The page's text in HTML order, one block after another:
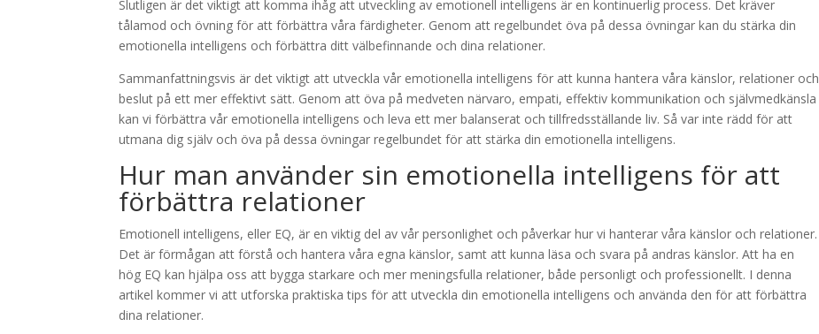
Slutligen är det viktigt att komma ihåg att utveckling av emotionell intelligens är en kontinuerlig process. Det kräver
tålamod och övning för att förbättra våra färdigheter. Genom att regelbundet öva på dessa övningar kan du stärka din
emotionella intelligens och förbättra ditt välbefinnande och dina relationer.
Sammanfattningsvis är det viktigt att utveckla vår emotionella intelligens för att kunna hantera våra känslor, relationer och
beslut på ett mer effektivt sätt. Genom att öva på medveten närvaro, empati, effektiv kommunikation och självmedkänsla
kan vi förbättra vår emotionella intelligens och leva ett mer balanserat och tillfredsställande liv. Så var inte rädd för att
utmana dig själv och öva på dessa övningar regelbundet för att stärka din emotionella intelligens.
Hur man använder sin emotionella intelligens för att
förbättra relationer
Emotionell intelligens, eller EQ, är en viktig del av vår personlighet och påverkar hur vi hanterar våra känslor och relationer.
Det är förmågan att förstå och hantera våra egna känslor, samt att kunna läsa och svara på andras känslor. Att ha en
hög EQ kan hjälpa oss att bygga starkare och mer meningsfulla relationer, både personligt och professionellt. I denna
artikel kommer vi att utforska praktiska tips för att utveckla din emotionella intelligens och använda den för att förbättra
dina relationer.